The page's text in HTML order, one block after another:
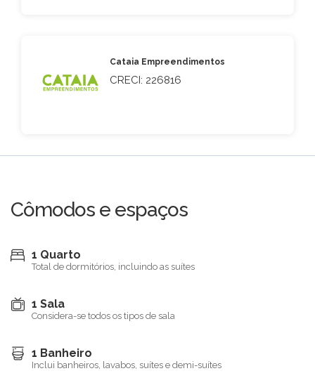
Cataia Empreendimentos
CRECI: 226816
Cômodos e espaços
1 Quarto
Total de dormitórios, incluindo as suítes
1 Sala
Considera-se todos os tipos de sala
1 Banheiro
Inclui banheiros, lavabos, suítes e demi-suítes